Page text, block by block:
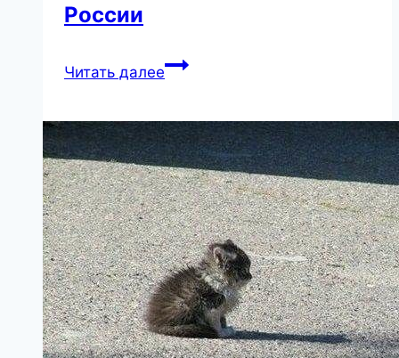
России
Читать далее«Вы
никто»
—
певица
Лайма
Вайкуле
в
очередной
раз
высказалась
о